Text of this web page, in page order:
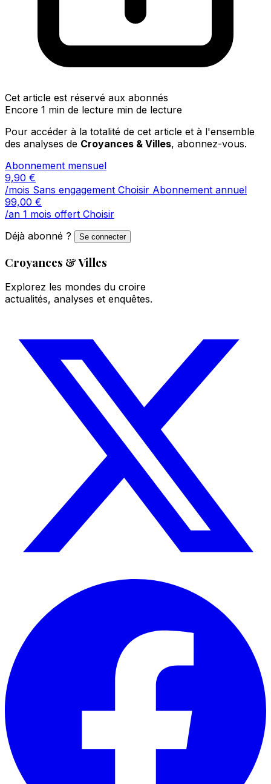
Cet article est réservé aux abonnés
Encore 1 min de lecture min de lecture
Pour accéder à la totalité de cet article et à l'ensemble
des analyses de Croyances & Villes, abonnez-vous.
Abonnement mensuel
9,90 €
/mois Sans engagement Choisir Abonnement annuel
99,00 €
/an 1 mois offert Choisir
Déjà abonné ?
Se connecter
Croyances & Villes
Explorez les mondes du croire
actualités, analyses et enquêtes.